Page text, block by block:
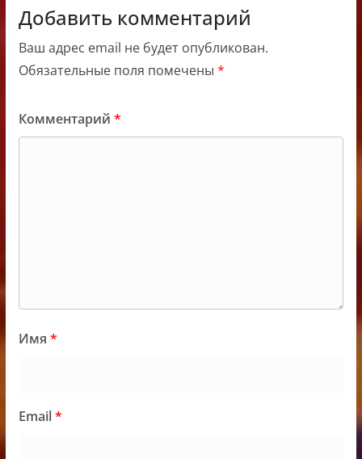
Добавить комментарий
Ваш адрес email не будет опубликован.
Обязательные поля помечены *
Комментарий *
Имя *
Email*